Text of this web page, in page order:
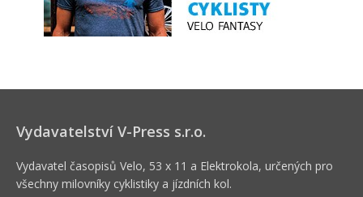
Vydavatelství V-Press s.r.o.
Vydavatel časopisů Velo, 53 x 11 a Elektrokola, určených pro
všechny milovníky cyklistiky a jízdních kol.